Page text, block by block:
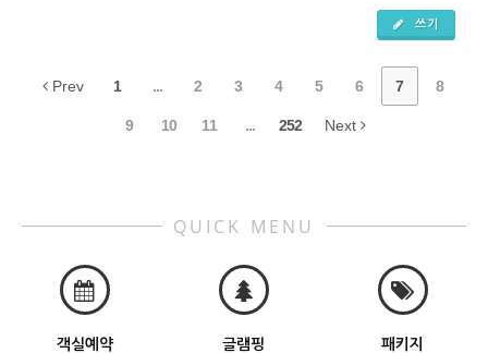
쓰기
Prev 1 ... 2 3 4 5 6 7 8
9 10 11 ... 252 Next
QUICK MENU
객실예약 글램핑 패키지